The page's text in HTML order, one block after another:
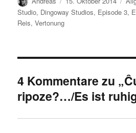
am
Studio, Dingoway Studios, Episode 3,
Reis,Vertonung
4 Kommentare zu
ripoze?…/Es ist